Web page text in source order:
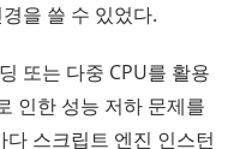
을 쓸 수 있었다.
또는 다중 CPU를 활용
인한 성능 저하 문제를
스크립트 엔진 인스턴